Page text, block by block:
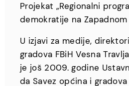
Projekat „Regionalni
demokratije na Zapadnom
U izjavi za medije,
gradova FBiH Vesna
je još 2009. godine
da Savez općina i